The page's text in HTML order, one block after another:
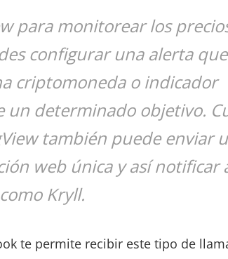
para monitorear los
configurar una alerta
criptomoneda o indicador
un determinado objetivo.
también puede enviar
web única y así notificar
Kryll.
te permite recibir este tipo de